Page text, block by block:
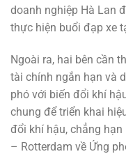
doanh nghiệp Hà Lan
thực hiện buổi đạp xe
Ngoài ra, hai bên cần
tài chính ngắn hạn và
phó với biến đổi khí
chung để triển khai
đổi khí hậu, chẳng
– Rotterdam về Ứng